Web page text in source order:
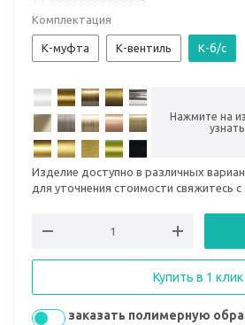
Комплектация
К-муфта К-вентиль К-б/с
Нажмите на
Изделие доступно в различных
для уточнения стоимости свяжитесь
Купить в 1 клик
заказать полимерную